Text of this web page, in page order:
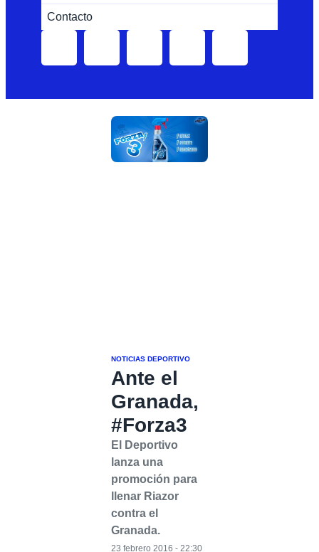
Contacto
NOTICIAS DEPORTIVO
Ante el
Granada,
#Forza3
El Deportivo
lanza una
promoción para
llenar Riazor
contra el
Granada.
23 febrero 2016 - 22:30